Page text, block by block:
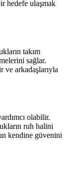
hedefe ulaşmak
takım
sağlar.
ve arkadaşlarıyla
olabilir.
ruh halini
kendine güvenini